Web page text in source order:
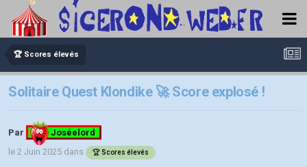
🏆 Scores élevés
Solitaire Quest Klondike 🚀 Score explosé !
Par
Joséelord
le 2 Juin 2025 dans 🏆 Scores élevés